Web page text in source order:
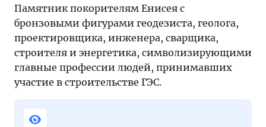
Памятник покорителям Енисея с
бронзовыми фигурами геодезиста, геолога,
проектировщика, инженера, сварщика,
строителя и энергетика, символизирующими
главные профессии людей, принимавших
участие в строительстве ГЭС.